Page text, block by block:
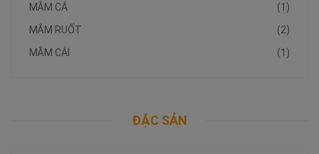
(1)
MẮM CÁ
(2)
MẮM RUỐT
(1)
MẮM CÁI
ĐẶC SẢN